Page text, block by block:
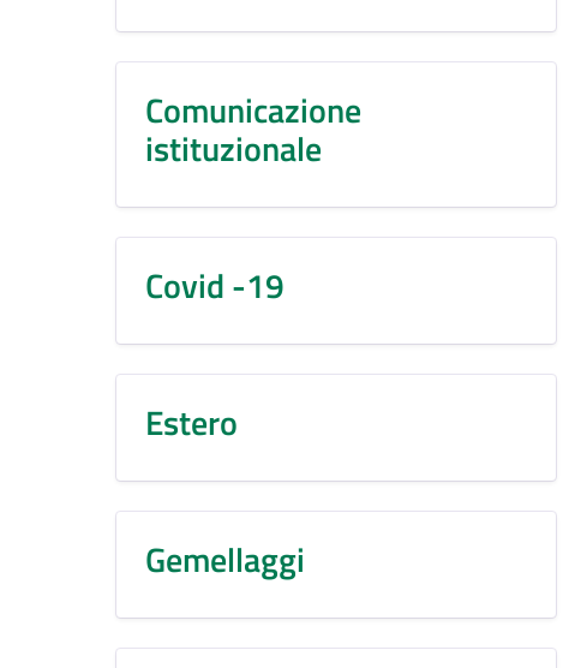
Comunicazione
istituzionale
Covid -19
Estero
Gemellaggi